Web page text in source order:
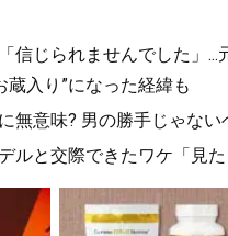
信じられませんでした」
蔵入り”になった経緯も
無意味? 男の勝手じゃない
ルと交際できたワケ「見